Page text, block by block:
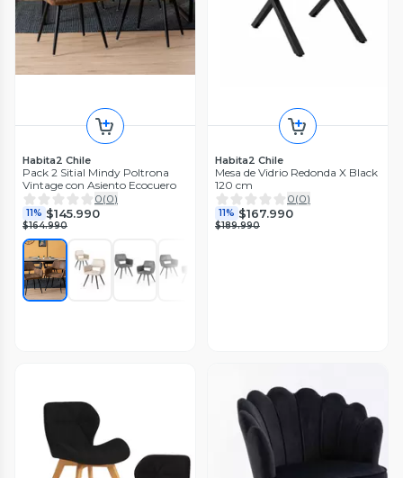
Habita2 Chile
Pack 2 Sitial Mindy Poltrona
Vintage con Asiento Ecocuero
0(0)
11% $145.990
$164.990
Habita2 Chile
Mesa de Vidrio Redonda X Black
120 cm
0(0)
11% $167.990
$189.990